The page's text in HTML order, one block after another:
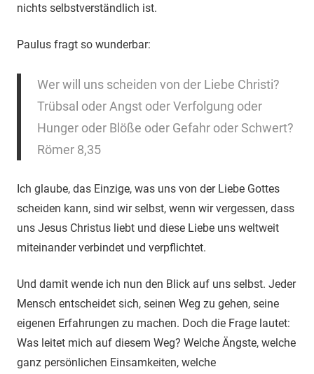
nichts selbstverständlich ist.
Paulus fragt so wunderbar:
Wer will uns scheiden von der Liebe Christi?
Trübsal oder Angst oder Verfolgung oder
Hunger oder Blöße oder Gefahr oder Schwert?
Römer 8,35
Ich glaube, das Einzige, was uns von der Liebe Gottes
scheiden kann, sind wir selbst, wenn wir vergessen, dass
uns Jesus Christus liebt und diese Liebe uns weltweit
miteinander verbindet und verpflichtet.
Und damit wende ich nun den Blick auf uns selbst. Jeder
Mensch entscheidet sich, seinen Weg zu gehen, seine
eigenen Erfahrungen zu machen. Doch die Frage lautet:
Was leitet mich auf diesem Weg? Welche Ängste, welche
ganz persönlichen Einsamkeiten, welche